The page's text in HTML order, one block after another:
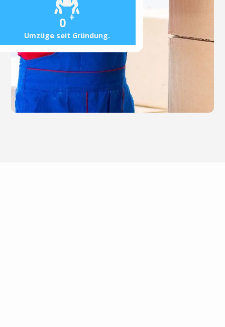
0 +
Umzüge seit Gründung.